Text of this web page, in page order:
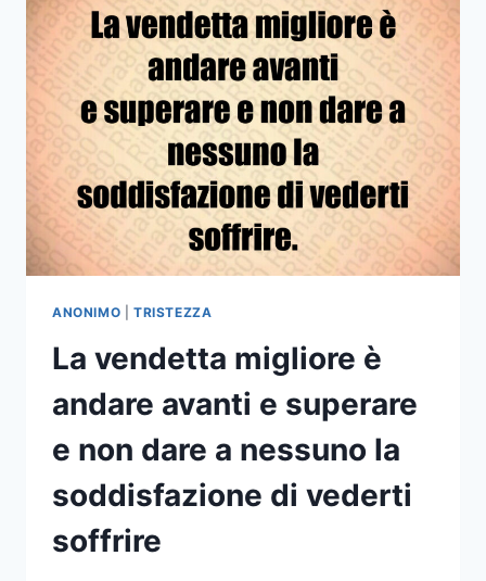
È
CON
I
SORRISI
CHE
SI
FOTTE
GENTE
ANONIMO TRISTEZZA
La vendetta migliore è
andare avanti e superare
e non dare a nessuno la
soddisfazione di vederti
soffrire